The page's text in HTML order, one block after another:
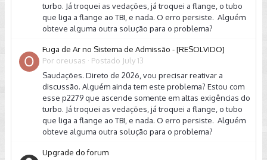
turbo. Já troquei as vedações, já troquei a flange, o tubo
que liga a flange ao TBI, e nada. O erro persiste. Alguém
obteve alguma outra solução para o problema?
Fuga de Ar no Sistema de Admissão - [RESOLVIDO]
Por oreusas · Postado July 13
Saudações. Direto de 2026, vou precisar reativar a
discussão. Alguém ainda tem este problema? Estou com
esse p2279 que ascende somente em altas exigências do
turbo. Já troquei as vedações, já troquei a flange, o tubo
que liga a flange ao TBI, e nada. O erro persiste. Alguém
obteve alguma outra solução para o problema?
Upgrade do forum